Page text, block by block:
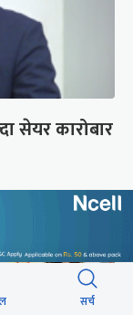
सेयर कारोबार
सर्च